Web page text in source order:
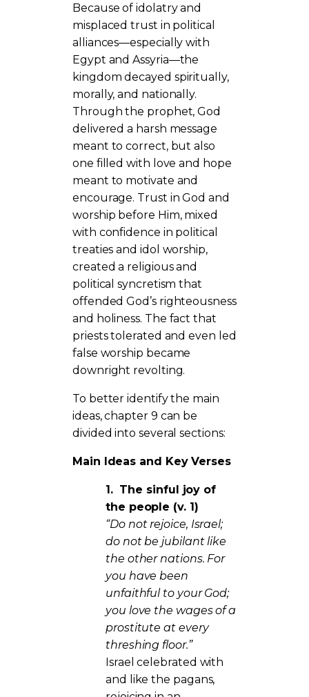
Because of idolatry and
misplaced trust in political
alliances—especially with
Egypt and Assyria—the
kingdom decayed spiritually,
morally, and nationally.
Through the prophet, God
delivered a harsh message
meant to correct, but also
one filled with love and hope
meant to motivate and
encourage. Trust in God and
worship before Him, mixed
with confidence in political
treaties and idol worship,
created a religious and
political syncretism that
offended God’s righteousness
and holiness. The fact that
priests tolerated and even led
false worship became
downright revolting.
To better identify the main
ideas, chapter 9 can be
divided into several sections:
Main Ideas and Key Verses
1. The sinful joy of
the people (v. 1)
“Do not rejoice, Israel;
do not be jubilant like
the other nations. For
you have been
unfaithful to your God;
you love the wages of a
prostitute at every
threshing floor.”
Israel celebrated with
and like the pagans,